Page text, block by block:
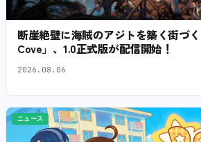
断崖絶壁に海賊のアジトを築く街づ
Cove」、1.0正式版が配信開始！
2026.08.06
ニュース